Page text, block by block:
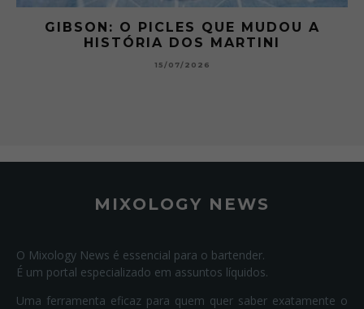
GIBSON: O PICLES QUE MUDOU A
HISTÓRIA DOS MARTINI
15/07/2026
MIXOLOGY NEWS
O Mixology News é essencial para o bartender.
É um portal especializado em assuntos líquidos.
Uma ferramenta eficaz para quem quer saber exatamente o